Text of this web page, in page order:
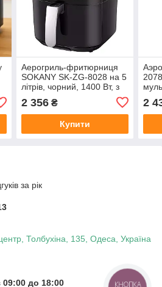
Аерогриль-фритюрниця
SOKANY SK-ZG-8028 на 5
літрів, чорний, 1400 Вт, з
2 356₴
Купити
2
за рік
Толбухіна, 135, Одеса, Україна
09:00 до 18:00 КНОПКА